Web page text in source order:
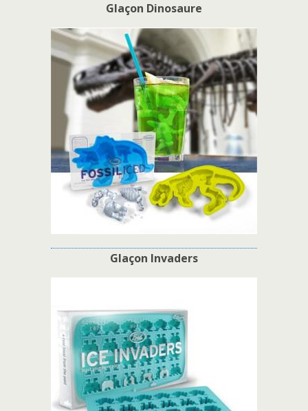
Glaçon Dinosaure
Glaçon Invaders